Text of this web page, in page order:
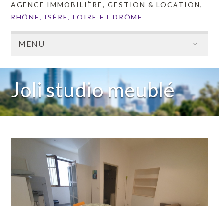
AGENCE IMMOBILIÈRE, GESTION & LOCATION,
RHÔNE, ISÈRE, LOIRE ET DRÔME
MENU
Joli studio meublé